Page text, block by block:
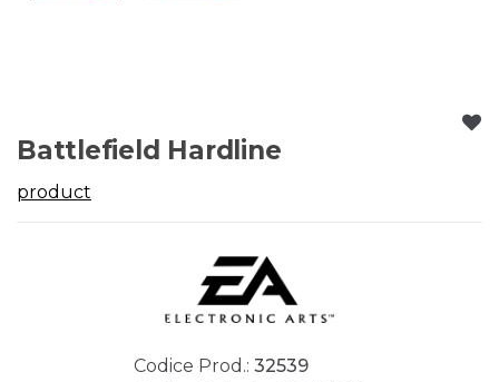
Battlefield Hardline
product
Codice Prod.: 32539